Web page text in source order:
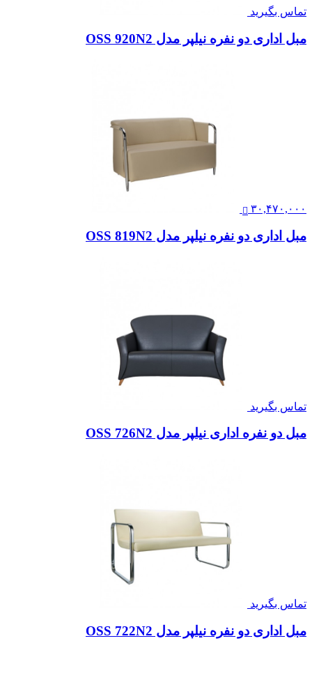
تماس بگیرید
مبل اداری دو نفره نیلپر مدل OSS 920N2
۳۰,۴۷۰,۰۰۰
مبل اداری دو نفره نیلپر مدل OSS 819N2
تماس بگیرید
مبل دو نفره اداری نیلپر مدل OSS 726N2
تماس بگیرید
مبل اداری دو نفره نیلپر مدل OSS 722N2